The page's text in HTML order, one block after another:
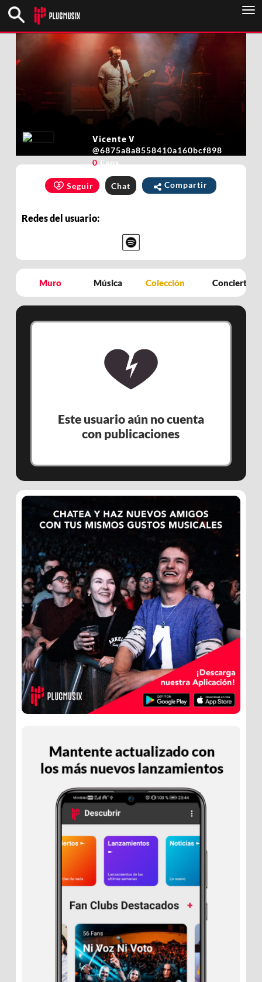
Seguir Chat Compartir
Redes del usuario:
Vicente V
@6875a8a8558410a160bcf898
0 Fans
Muro Música Colección Conciertos
Este usuario aún no cuenta
con publicaciones